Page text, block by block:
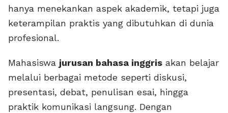
hanya menekankan aspek akademik, tetapi juga
keterampilan praktis yang dibutuhkan di dunia
profesional.
Mahasiswa jurusan bahasa inggris akan belajar
melalui berbagai metode seperti diskusi,
presentasi, debat, penulisan esai, hingga
praktik komunikasi langsung. Dengan